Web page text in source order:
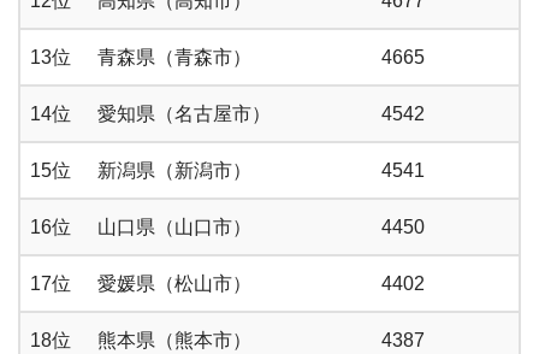
13位 青森県（青森市） 4665
14位 愛知県（名古屋市） 4542
15位 新潟県（新潟市） 4541
16位 山口県（山口市） 4450
17位 愛媛県（松山市） 4402
18位 熊本県（熊本市） 4387